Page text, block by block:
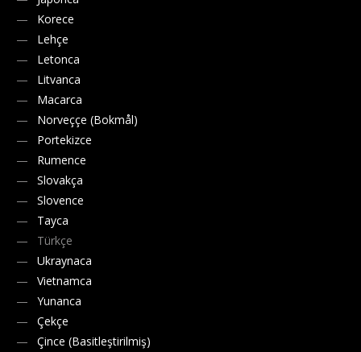
Korece
Lehçe
Letonca
Litvanca
Macarca
Norveççe (Bokmål)
Portekizce
Rumence
Slovakça
Slovence
Tayca
Türkçe
Ukraynaca
Vietnamca
Yunanca
Çekçe
Çince (Basitleştirilmiş)